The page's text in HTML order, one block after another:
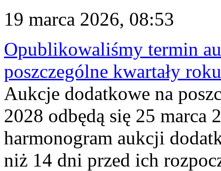
19 marca 2026, 08:53
Opublikowaliśmy termin
poszczególne kwartały
Aukcje dodatkowe na
2028 odbędą się 25 marca
harmonogram aukcji
niż 14 dni przed ich